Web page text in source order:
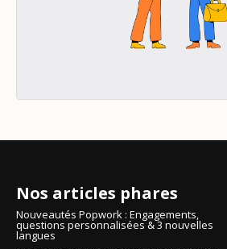
Nos articles phares
Nouveautés Popwork : Engagements,
questions personnalisées & 3 nouvelles
langues